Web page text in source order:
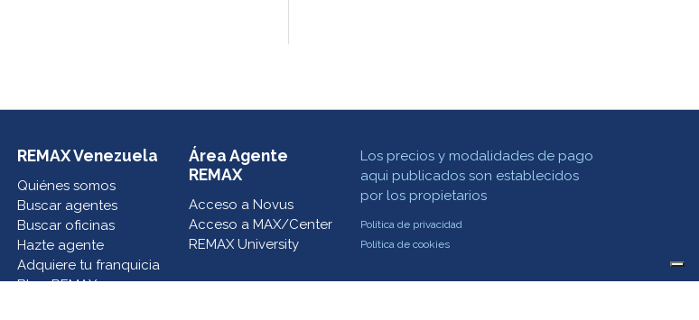
REMAX Venezuela
Quiénes somos
Buscar agentes
Buscar oficinas
Hazte agente
Adquiere tu franquicia
Blog REMAX
Área Agente
REMAX
Acceso a Novus
Acceso a MAX/Center
REMAX University
Contacto
Los precios y modalidades de pago
aqui publicados son establecidos
por los propietarios
Política de privacidad
Política de cookies